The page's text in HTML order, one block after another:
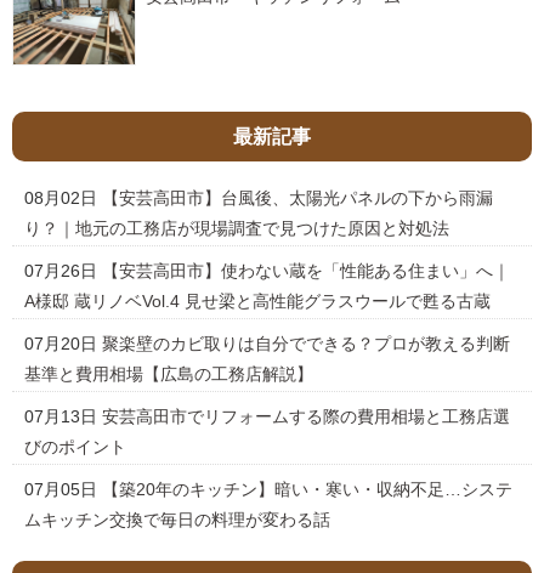
最新記事
08月02日
【安芸高田市】台風後、太陽光パネルの下から雨漏
り？｜地元の工務店が現場調査で見つけた原因と対処法
07月26日
【安芸高田市】使わない蔵を「性能ある住まい」へ｜
A様邸 蔵リノベVol.4 見せ梁と高性能グラスウールで甦る古蔵
07月20日 聚楽壁のカビ取りは自分でできる？プロが教える判断
基準と費用相場【広島の工務店解説】
07月13日 安芸高田市でリフォームする際の費用相場と工務店選
びのポイント
07月05日
【築20年のキッチン】暗い・寒い・収納不足…システ
ムキッチン交換で毎日の料理が変わる話